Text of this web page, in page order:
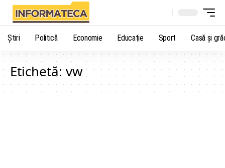
Știri Politică Economie Educaţie Sport Casă şi
Etichetă:vw